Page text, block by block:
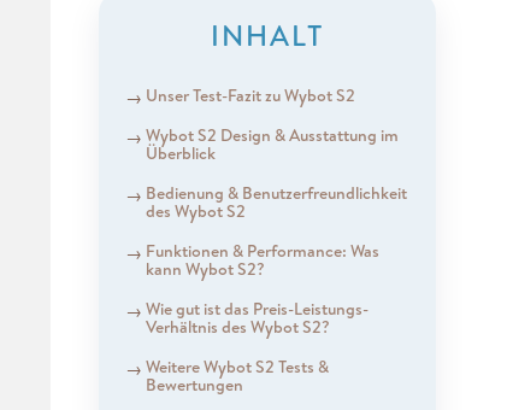
INHALT
Unser Test-Fazit zu Wybot S2
Wybot S2 Design & Ausstattung im
Überblick
Bedienung & Benutzerfreundlichkeit
des Wybot S2
Funktionen & Performance: Was
kann Wybot S2?
Wie gut ist das Preis-Leistungs-
Verhältnis des Wybot S2?
Weitere Wybot S2 Tests &
Bewertungen